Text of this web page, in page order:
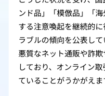
ンド品」「模倣品」「
する注意喚起を継続的
ラブルの傾向を公表し
悪質なネット通販や詐
しており、オンライン
ていることがうかがえま